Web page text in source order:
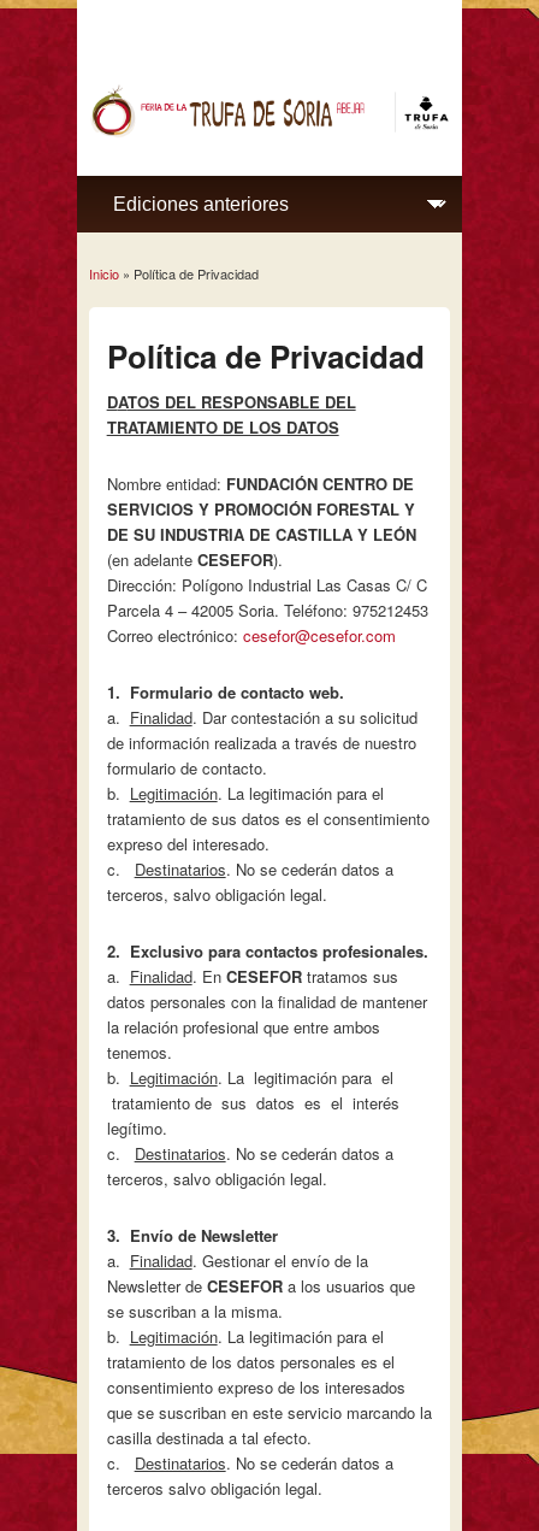
Se encuentra usted aquí
Inicio» Política de Privacidad
Política de Privacidad
DATOS DEL RESPONSABLE DEL
TRATAMIENTO DE LOS DATOS
Nombre entidad: FUNDACIÓN CENTRO DE
SERVICIOS Y PROMOCIÓN FORESTAL Y
DE SU INDUSTRIA DE CASTILLA Y LEÓN
(en adelante CESEFOR).
Dirección: Polígono Industrial Las Casas C/ C
Parcela 4 – 42005 Soria. Teléfono: 975212453
Correo electrónico: cesefor@cesefor.com
1. Formulario de contacto web.
a. Finalidad. Dar contestación a su solicitud
de información realizada a través de nuestro
formulario de contacto.
b. Legitimación. La legitimación para el
tratamiento de sus datos es el consentimiento
expreso del interesado.
c. Destinatarios. No se cederán datos a
terceros, salvo obligación legal.
2. Exclusivo para contactos profesionales.
a. Finalidad. En CESEFOR tratamos sus
datos personales con la finalidad de mantener
la relación profesional que entre ambos
tenemos.
b. Legitimación. La legitimación para el
tratamiento de sus datos es el interés
legítimo.
c. Destinatarios. No se cederán datos a
terceros, salvo obligación legal.
3. Envío de Newsletter
a. Finalidad. Gestionar el envío de la
Newsletter de CESEFOR a los usuarios que
se suscriban a la misma.
b. Legitimación. La legitimación para el
tratamiento de los datos personales es el
consentimiento expreso de los interesados
que se suscriban en este servicio marcando la
casilla destinada a tal efecto.
c. Destinatarios. No se cederán datos a
terceros salvo obligación legal.